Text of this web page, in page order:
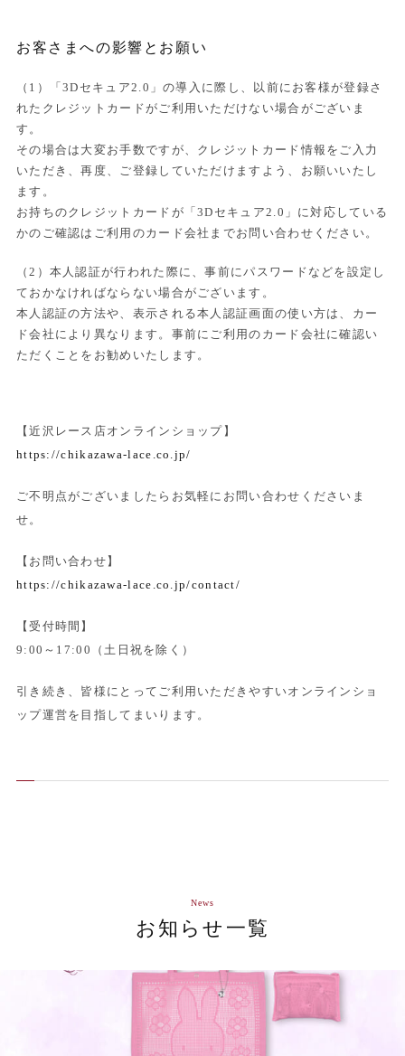
お客さまへの影響とお願い
（1）「3Dセキュア2.0」の導入に際し、以前にお客様が登録さ
れたクレジットカードがご利用いただけない場合がございま
す。
その場合は大変お手数ですが、クレジットカード情報をご入力
いただき、再度、ご登録していただけますよう、お願いいたし
ます。
お持ちのクレジットカードが「3Dセキュア2.0」に対応している
かのご確認はご利用のカード会社までお問い合わせください。
（2）本人認証が行われた際に、事前にパスワードなどを設定し
ておかなければならない場合がございます。
本人認証の方法や、表示される本人認証画面の使い方は、カー
ド会社により異なります。事前にご利用のカード会社に確認い
ただくことをお勧めいたします。
【近沢レース店オンラインショップ】
https://chikazawa-lace.co.jp/
ご不明点がございましたらお気軽にお問い合わせくださいま
せ。
【お問い合わせ】
https://chikazawa-lace.co.jp/contact/
【受付時間】
9:00～17:00（土日祝を除く）
引き続き、皆様にとってご利用いただきやすいオンラインショ
ップ運営を目指してまいります。
お知らせ一覧
News